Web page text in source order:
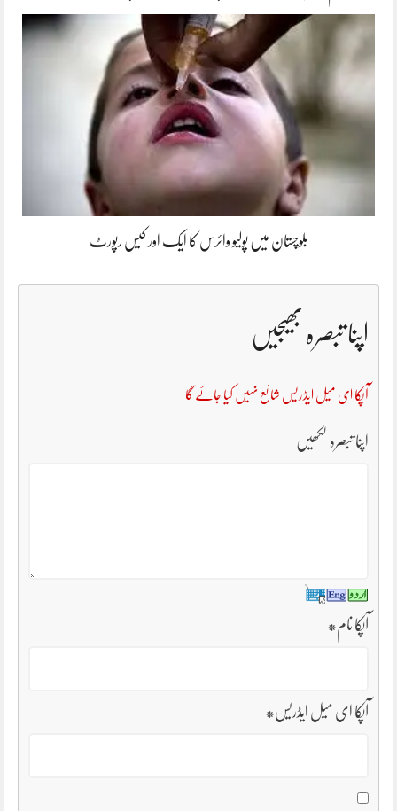
بلوچستان میں پولیو وائرس کا ایک اور کیس رپورٹ
اپنا تبصرہ بھیجیں
آپکا ای میل ایڈریس شائع نہیں کیا جائے گا
اپنا تبصرہ لکھیں
آپکا نام*
آپکا ای میل ایڈریس*